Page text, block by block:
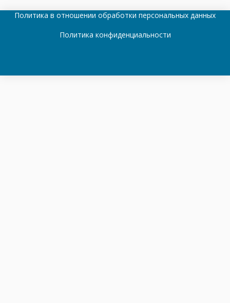
Политика в отношении обработки персональных данных
Политика конфиденциальности